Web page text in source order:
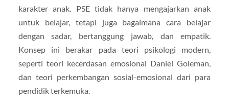
karakter anak. PSE tidak hanya mengajarkan anak
untuk belajar, tetapi juga bagaimana cara belajar
dengan sadar, bertanggung jawab, dan empatik.
Konsep ini berakar pada teori psikologi modern,
seperti teori kecerdasan emosional Daniel Goleman,
dan teori perkembangan sosial-emosional dari para
pendidik terkemuka.